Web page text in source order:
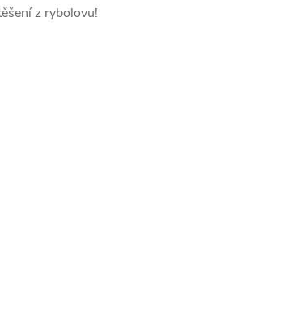
z rybolovu!